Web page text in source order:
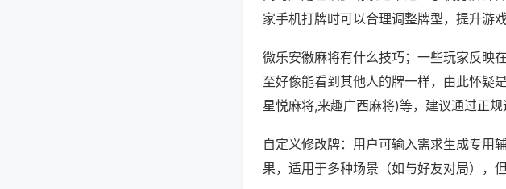
家手机打牌时可以合理调整牌型，提升游
微乐安徽麻将有什么技巧；一些玩家反映
至好像能看到其他人的牌一样，由此怀疑
星悦麻将,来趣广西麻将)等，建议通过正规
自定义修改牌：用户可输入需求生成专用
果，适用于多种场景（如与好友对局），